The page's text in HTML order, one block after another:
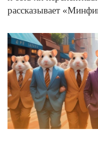
рассказывает